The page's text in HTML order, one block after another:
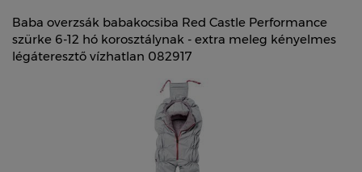
Baba overzsák babakocsiba Red Castle Performance
szürke 6-12 hó korosztálynak - extra meleg kényelmes
légáteresztő vízhatlan 082917